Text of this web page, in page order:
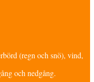
(regn och snö), vind,
och nedgång.